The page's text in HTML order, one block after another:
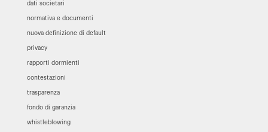
dati societari
normativa e documenti
nuova definizione di default
privacy
rapporti dormienti
contestazioni
trasparenza
fondo di garanzia
whistleblowing